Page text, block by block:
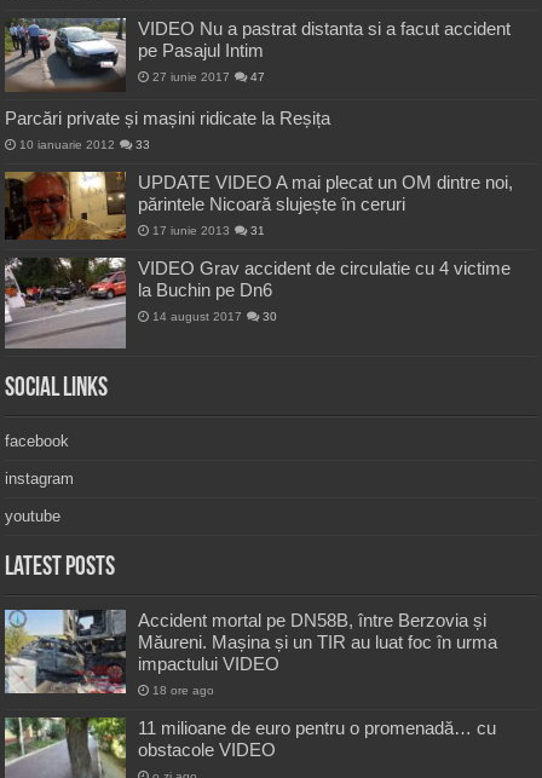
VIDEO Nu a pastrat distanta si a facut accident
pe Pasajul Intim
27 iunie 2017 47
Parcări private și mașini ridicate la Reșița
10 ianuarie 2012 33
UPDATE VIDEO A mai plecat un OM dintre noi,
părintele Nicoară slujește în ceruri
17 iunie 2013 31
VIDEO Grav accident de circulatie cu 4 victime
la Buchin pe Dn6
14 august 2017 30
Social Links
facebook
instagram
youtube
Latest Posts
Accident mortal pe DN58B, între Berzovia și
Măureni. Mașina și un TIR au luat foc în urma
impactului VIDEO
18 ore ago
11 milioane de euro pentru o promenadă… cu
obstacole VIDEO